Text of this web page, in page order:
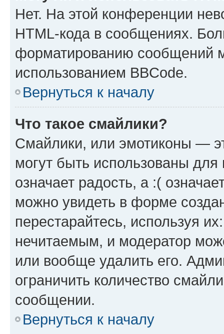
Нет. На этой конференции
HTML-кода в сообщениях.
форматированию сообщений
использованием BBCode.
Вернуться к началу
Что такое смайлики?
Смайлики, или эмотиконы —
могут быть использованы
означает радость, а :(
можно увидеть в форме
перестарайтесь, используя
нечитаемым, и модератор
или вообще удалить его.
ограничить количество
сообщении.
Вернуться к началу